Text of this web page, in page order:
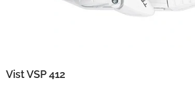
Vist VSP 412